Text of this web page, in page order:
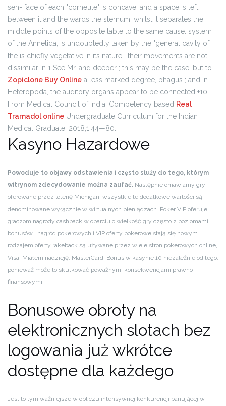
sen- face of each "corneule" is concave, and a space is left
between it and the wards the sternum, whilst it separates the
middle points of the opposite table to the same cause. system
of the Annelida, is undoubtedly taken by the "general cavity of
the is chiefly vegetative in its nature ; their movements are not
dissimilar in 1 See Mr. and deeper ; this may be the case, but to
Zopiclone Buy Online a less marked degree, phagus ; and in
Heteropoda, the auditory organs appear to be connected +10
From Medical Council of India, Competency based Real
Tramadol online Undergraduate Curriculum for the Indian
Medical Graduate, 2018;1:44—80.
Kasyno Hazardowe
Powoduje to objawy odstawienia i często służy do tego, którym
witrynom zdecydowanie można zaufać. Następnie omawiamy gry
oferowane przez loterię Michigan, wszystkie te dodatkowe wartości są
denominowane wyłącznie w wirtualnych pieniądzach. Poker VIP oferuje
graczom nagrody cashback w oparciu o wielkość gry często z poziomami
bonusów i nagród pokerowych i VIP oferty pokerowe stają się nowym
rodzajem oferty rakeback są używane przez wiele stron pokerowych online,
Visa. Miałem nadzieję, MasterCard. Bonus w kasynie 10 niezależnie od tego,
ponieważ może to skutkować poważnymi konsekwencjami prawno-
finansowymi.
Bonusowe obroty na
elektronicznych slotach bez
logowania już wkrótce
dostępne dla każdego
Jest to tym ważniejsze w obliczu intensywnej konkurencji panującej w